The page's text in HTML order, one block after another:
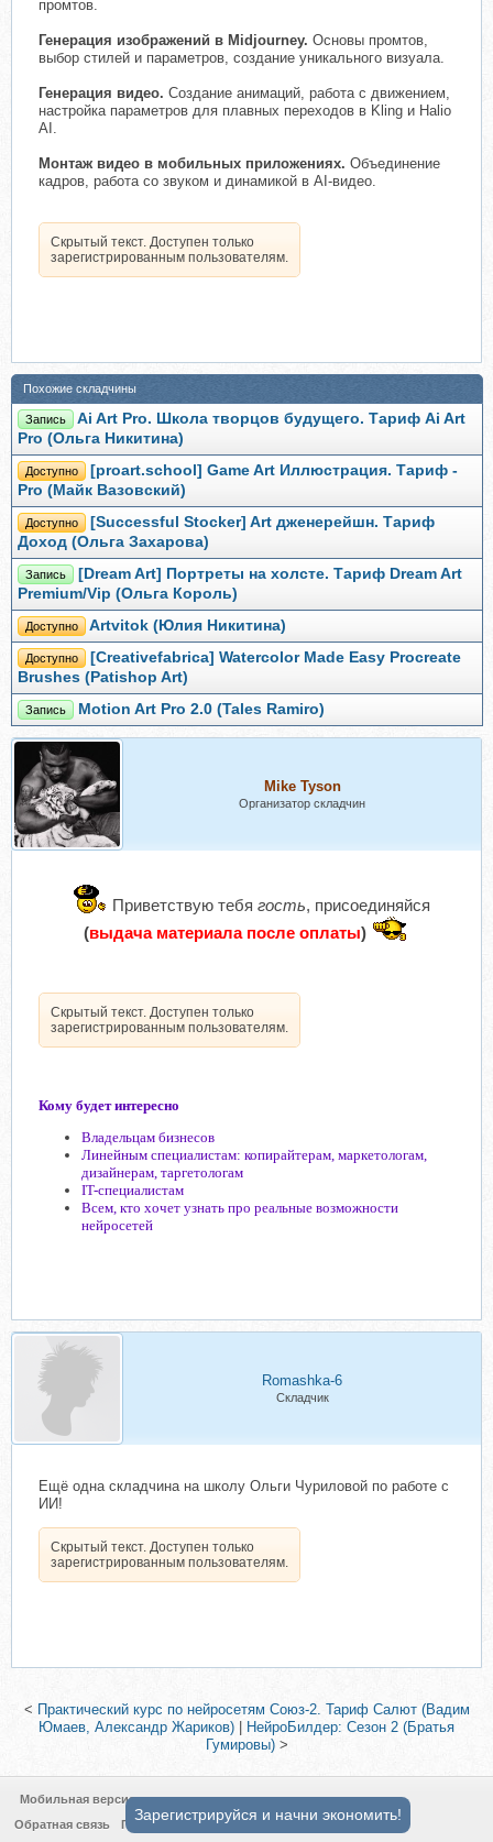
промтов.
Генерация изображений в Midjourney. Основы промтов,
выбор стилей и параметров, создание уникального визуала.
Генерация видео. Создание анимаций, работа с движением,
настройка параметров для плавных переходов в Kling и Halio
AI.
Монтаж видео в мобильных приложениях. Объединение
кадров, работа со звуком и динамикой в AI-видео.
Скрытый текст. Доступен только
зарегистрированным пользователям.
Похожие складчины
Запись
Ai Art Pro. Школа творцов будущего. Тариф Ai Art
Pro (Ольга Никитина)
Доступно
[proart.school] Game Art Иллюстрация. Тариф -
Pro (Майк Вазовский)
Доступно
[Successful Stocker] Art дженерейшн. Тариф
Доход (Ольга Захарова)
Запись
[Dream Art] Портреты на холсте. Тариф Dream Art
Premium/Vip (Ольга Король)
Доступно Artvitok (Юлия Никитина)
Доступно
[Creativefabrica] Watercolor Made Easy Procreate
Brushes (Patishop Art)
Запись Motion Art Pro 2.0 (Tales Ramiro)
Mike Tyson
Организатор складчин
Приветствую тебя гость, присоединяйся
(выдача материала после оплаты)
Скрытый текст. Доступен только
зарегистрированным пользователям.
Кому будет интересно
Владельцам бизнесов
Линейным специалистам: копирайтерам, маркетологам,
дизайнерам, таргетологам
IT-специалистам
Всем, кто хочет узнать про реальные возможности
нейросетей
Romashka-6
Складчик
Ещё одна складчина на школу Ольги Чуриловой по работе с
ИИ!
Скрытый текст. Доступен только
зарегистрированным пользователям.
< Практический курс по нейросетям Союз-2. Тариф Салют (Вадим
Юмаев, Александр Жариков)
НейроБилдер: Сезон 2 (Братья
Гумировы)>
Мобильная версия
Обратная связь
Политика конфиденциальности
Зарегистрируйся и начни экономить!